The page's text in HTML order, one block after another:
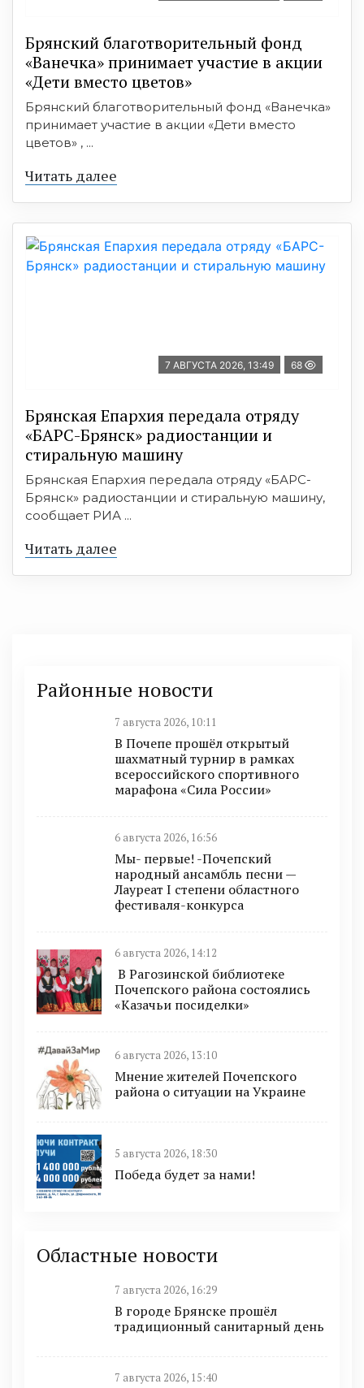
Брянский благотворительный фонд
«Ванечка» принимает участие в акции
«Дети вместо цветов»
Брянский благотворительный фонд «Ванечка»
принимает участие в акции «Дети вместо
цветов» , ...
Читать далее
7 АВГУСТА 2026, 13:49 68
Брянская Епархия передала отряду
«БАРС-Брянск» радиостанции и
стиральную машину
Брянская Епархия передала отряду «БАРС-
Брянск» радиостанции и стиральную машину,
сообщает РИА ...
Читать далее
Районные новости
7 августа 2026, 10:11
В Почепе прошёл открытый
шахматный турнир в рамках
всероссийского спортивного
марафона «Сила России»
6 августа 2026, 16:56
Мы- первые! -Почепский
народный ансамбль песни —
Лауреат I степени областного
фестиваля-конкурса
6 августа 2026, 14:12
В Рагозинской библиотеке
Почепского района состоялись
«Казачьи посиделки»
6 августа 2026, 13:10
Мнение жителей Почепского
района о ситуации на Украине
5 августа 2026, 18:30
Победа будет за нами!
Областные новости
7 августа 2026, 16:29
В городе Брянске прошёл
традиционный санитарный день
7 августа 2026, 15:40